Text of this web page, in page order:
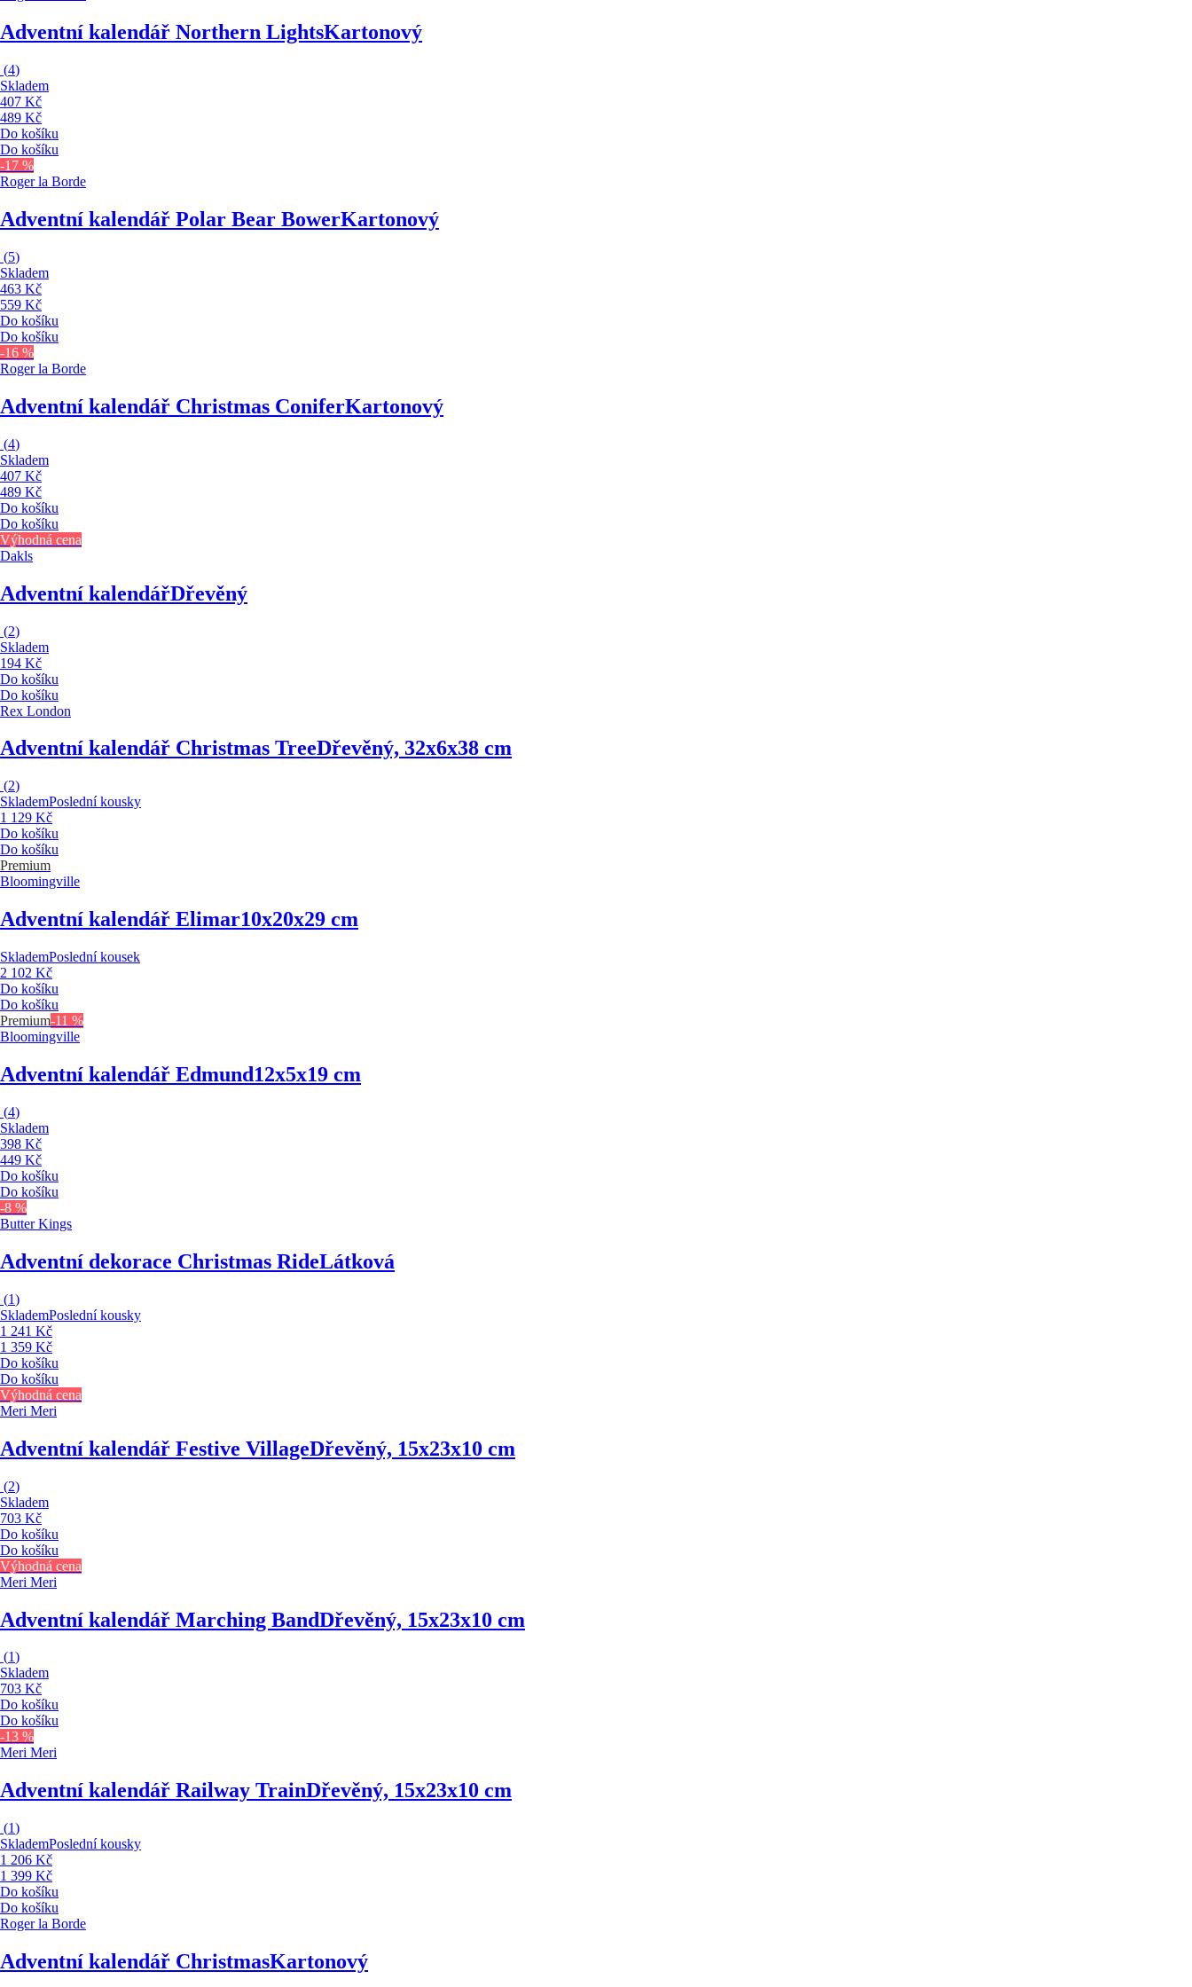
Adventní kalendář Northern LightsKartonový
(4)
Skladem
407 Kč
489 Kč
Do košíku
Do košíku
-17 %
Roger la Borde
Adventní kalendář Polar Bear BowerKartonový
(5)
Skladem
463 Kč
559 Kč
Do košíku
Do košíku
-16 %
Roger la Borde
Adventní kalendář Christmas ConiferKartonový
(4)
Skladem
407 Kč
489 Kč
Do košíku
Do košíku
Výhodná cena
Dakls
Adventní kalendářDřevěný
(2)
Skladem
194 Kč
Do košíku
Do košíku
Rex London
Adventní kalendář Christmas TreeDřevěný, 32x6x38 cm
(2)
SklademPoslední kousky
1 129 Kč
Do košíku
Do košíku
Premium
Bloomingville
Adventní kalendář Elimar10x20x29 cm
SklademPoslední kousek
2 102 Kč
Do košíku
Do košíku
Premium-11 %
Bloomingville
Adventní kalendář Edmund12x5x19 cm
(4)
Skladem
398 Kč
449 Kč
Do košíku
Do košíku
-8 %
Butter Kings
Adventní dekorace Christmas RideLátková
(1)
SklademPoslední kousky
1 241 Kč
1 359 Kč
Do košíku
Do košíku
Výhodná cena
Meri Meri
Adventní kalendář Festive VillageDřevěný, 15x23x10 cm
(2)
Skladem
703 Kč
Do košíku
Do košíku
Výhodná cena
Meri Meri
Adventní kalendář Marching BandDřevěný, 15x23x10 cm
(1)
Skladem
703 Kč
Do košíku
Do košíku
-13 %
Meri Meri
Adventní kalendář Railway TrainDřevěný, 15x23x10 cm
(1)
SklademPoslední kousky
1 206 Kč
1 399 Kč
Do košíku
Do košíku
Roger la Borde
Adventní kalendář ChristmasKartonový